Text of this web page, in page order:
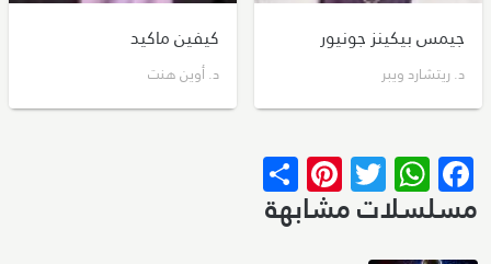
جيمس بيكينز جونيور
د. ريتشارد ويبر
كيفين ماكيد
د. أوين هنت
Facebook
WhatsApp
Twitter
Pinterest
مسلسلات مشابهة